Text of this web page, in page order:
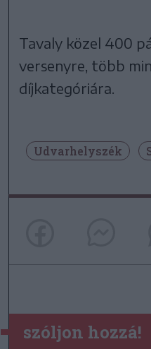
Tavaly közel 400
versenyre, több
díjkategóriára.
Udvarhelyszék
szóljon hozzá!